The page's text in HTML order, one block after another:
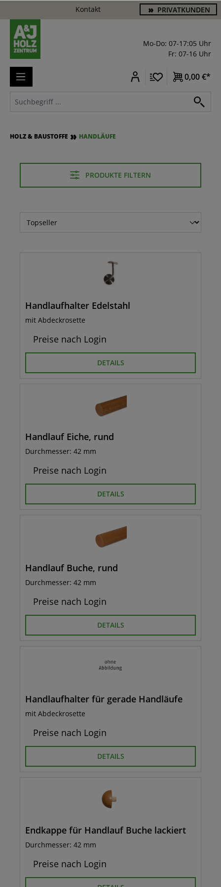
Kontakt PRIVATKUNDEN
Mo-Do: 07-17:05 Uhr
Fr: 07-16 Uhr
0,00 €*
HOLZ & BAUSTOFFE HANDLÄUFE
PRODUKTE FILTERN
Handlaufhalter Edelstahl
mit Abdeckrosette
Preise nach Login
DETAILS
Handlauf Eiche, rund
Durchmesser: 42 mm
Preise nach Login
DETAILS
Handlauf Buche, rund
Durchmesser: 42 mm
Preise nach Login
DETAILS
Handlaufhalter für gerade Handläufe
mit Abdeckrosette
Preise nach Login
DETAILS
Endkappe für Handlauf Buche lackiert
Durchmesser: 42 mm
Preise nach Login